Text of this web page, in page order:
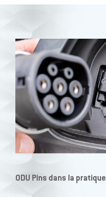
ODU Pins dans la pratique